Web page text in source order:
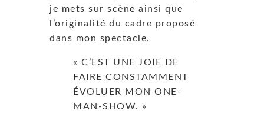
je mets sur scène ainsi que
l’originalité du cadre proposé
dans mon spectacle.
« C’EST UNE JOIE DE
FAIRE CONSTAMMENT
ÉVOLUER MON ONE-
MAN-SHOW. »